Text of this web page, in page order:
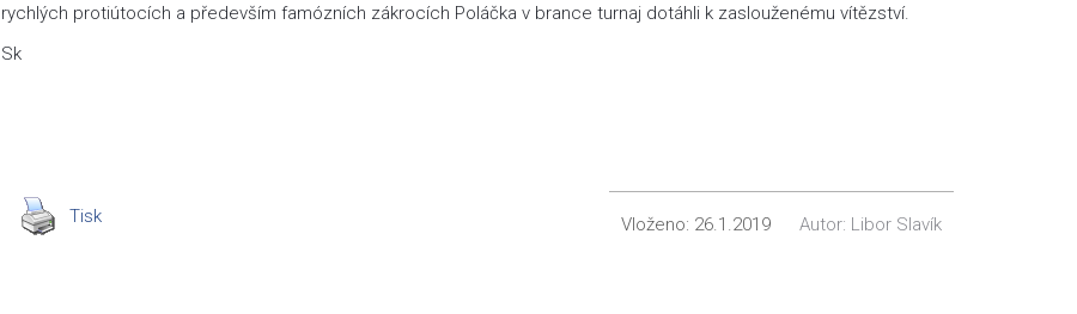
rychlých protiútocích a především famózních zákrocích Poláčka v brance turnaj dotáhli k zaslouženému vítězství.
Sk
Tisk Vloženo: 26.1.2019 Autor: Libor Slavík